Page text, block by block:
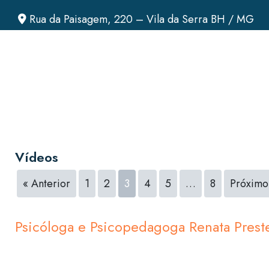
Rua da Paisagem, 220 – Vila da Serra BH / MG
Vídeos
« Anterior 1 2 3 4 5 … 8
Psicóloga e Psicopedagoga Renata